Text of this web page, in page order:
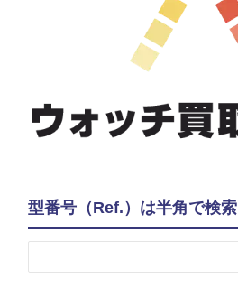
型番号（Ref.）は半角で検索